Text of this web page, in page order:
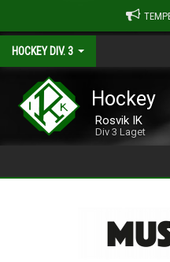
HOCKEY DIV. 3
Hockey
Rosvik IK
Div 3 Laget